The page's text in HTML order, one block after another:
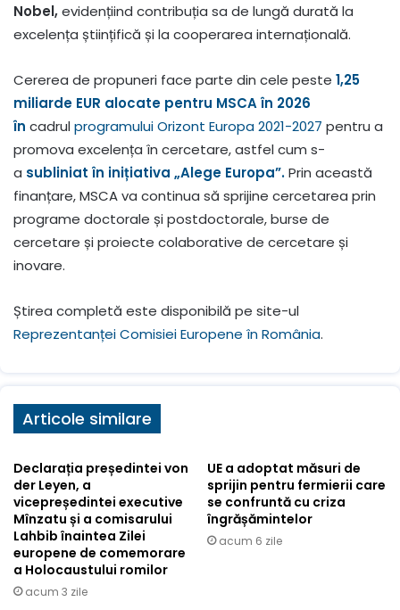
Nobel,evidențiind contribuția sa de lungă durată la
excelența științifică și la cooperarea internațională.
Cererea de propuneri face parte din cele peste 1,25
miliarde EUR alocate pentru MSCA în 2026
în cadrulprogramului Orizont Europa 2021-2027 pentru a
promova excelența în cercetare, astfel cum s-
a subliniat în inițiativa „Alege Europa”.Prin această
finanțare, MSCA va continua să sprijine cercetarea prin
programe doctorale și postdoctorale, burse de
cercetare și proiecte colaborative de cercetare și
inovare.
Știrea completă este disponibilă pe site-ul
Reprezentanței Comisiei Europene în România.
Articole similare
Declarația președintei von
der Leyen, a
vicepreședintei executive
Mînzatu și a comisarului
Lahbib înaintea Zilei
europene de comemorare
a Holocaustului romilor
acum 3 zile
UE a adoptat măsuri de
sprijin pentru fermierii care
se confruntă cu criza
îngrășămintelor
acum 6 zile